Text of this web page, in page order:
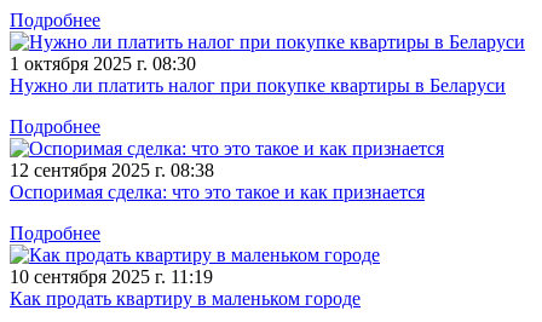
Подробнее
1 октября 2025 г. 08:30
Нужно ли платить налог при покупке квартиры в Беларуси
Подробнее
12 сентября 2025 г. 08:38
Оспоримая сделка: что это такое и как признается
Подробнее
10 сентября 2025 г. 11:19
Как продать квартиру в маленьком городе